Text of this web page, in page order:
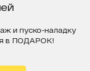
и пуско-наладку
в ПОДАРОК!